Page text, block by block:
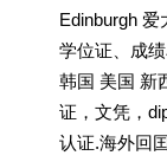
Edinburgh 爱
学位证、成
韩国 美国 新
证，文凭，
认证.海外回